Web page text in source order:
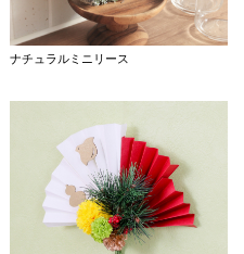
ナチュラルミニリース